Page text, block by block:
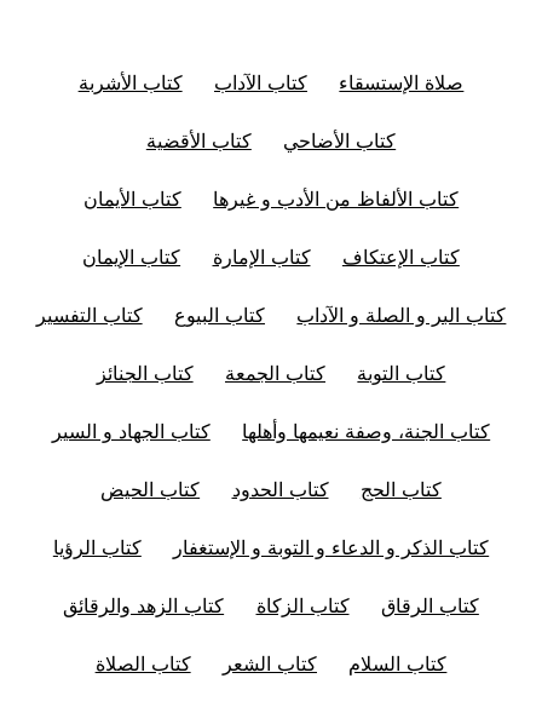
صلاة الإستسقاء كتاب الآداب كتاب الأشربة
كتاب الأضاحي كتاب الأقضية
كتاب الألفاظ من الأدب و غيرها كتاب الأيمان
كتاب الإعتكاف كتاب الإمارة كتاب الإيمان
كتاب البر و الصلة و الآداب كتاب البيوع كتاب التفسير
كتاب التوبة كتاب الجمعة كتاب الجنائز
كتاب الجنة، وصفة نعيمها وأهلها كتاب الجهاد و السير
كتاب الحج كتاب الحدود كتاب الحيض
كتاب الذكر و الدعاء و التوبة و الإستغفار كتاب الرؤيا
كتاب الرقاق كتاب الزكاة كتاب الزهد والرقائق
كتاب السلام كتاب الشعر كتاب الصلاة